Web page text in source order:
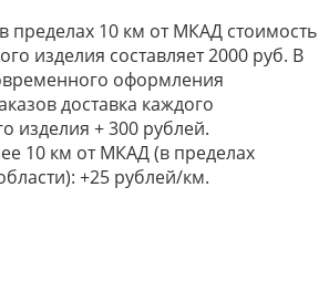
пределах 10 км от МКАД стоимость
изделия составляет 2000 руб. В
оформления
доставка каждого
изделия + 300 рублей.
10 км от МКАД (в пределах
+25 рублей/км.